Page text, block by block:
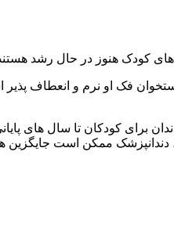
حال رشد هستند، فرآیندی که 16 تا
نیز استخوان فک او نرم و
ممکن است جایگزین